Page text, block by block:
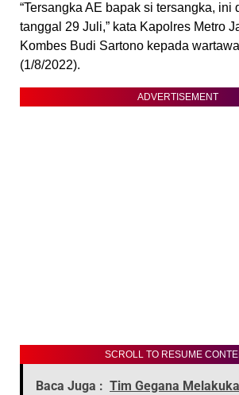
“Tersangka AE bapak si tersangka, ini
tanggal 29 Juli,” kata Kapolres Metro
Kombes Budi Sartono kepada
(1/8/2022).
ADVERTISEMENT
SCROLL TO RESUME
Baca Juga : Tim Gegana